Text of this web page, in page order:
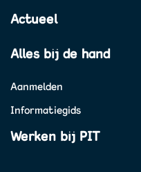
Actueel
Alles bij de hand
Aanmelden
Informatiegids
Werken bij PIT